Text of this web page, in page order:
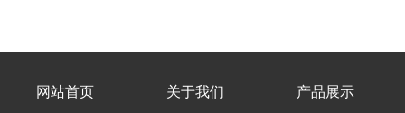
网站首页 关于我们 产品展示